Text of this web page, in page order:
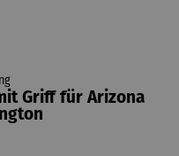
Griff für Arizona